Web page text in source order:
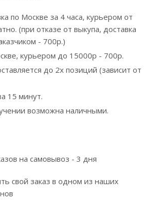
по Москве за 4 часа, курьером от
(при отказе от выкупа, доставка
- 700р.)
курьером до 15000р - 700р.
до 2х позиций (зависит от
15 минут.
возможна наличными.
на самовывоз - 3 дня
свой заказ в одном из наших